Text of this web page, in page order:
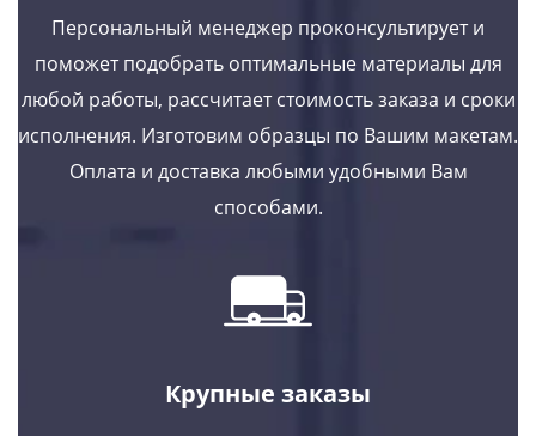
Персональный менеджер проконсультирует и
поможет подобрать оптимальные материалы для
любой работы, рассчитает стоимость заказа и сроки
исполнения. Изготовим образцы по Вашим макетам.
Оплата и доставка любыми удобными Вам
способами.
Крупные заказы